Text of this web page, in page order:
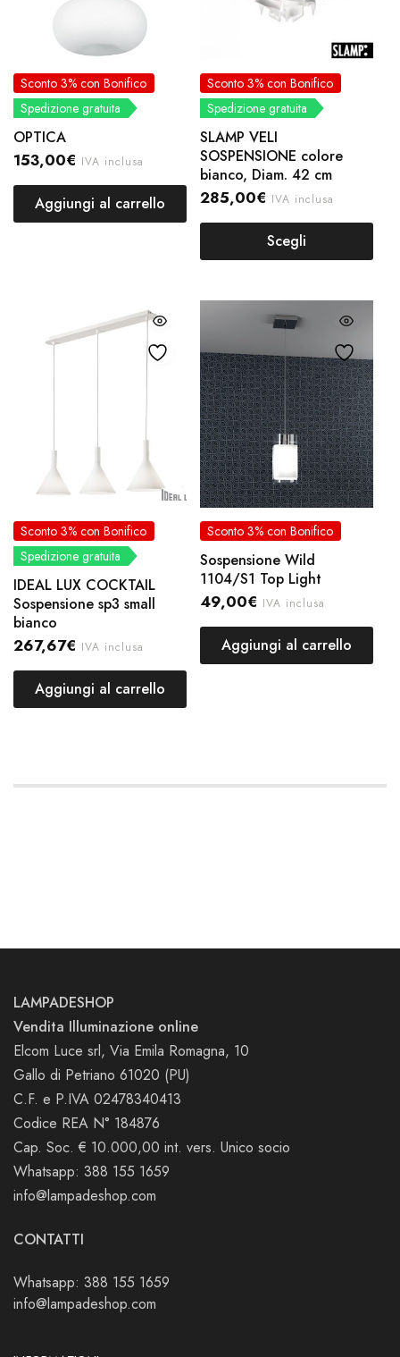
Sconto 3% con Bonifico
Spedizione gratuita
OPTICA
153,00€ IVA inclusa
Aggiungi al carrello
Sconto 3% con Bonifico
Spedizione gratuita
SLAMP VELI
SOSPENSIONE colore
bianco, Diam. 42 cm
285,00€ IVA inclusa
Scegli
Sconto 3% con Bonifico
Spedizione gratuita
IDEAL LUX COCKTAIL
Sospensione sp3 small
bianco
267,67€ IVA inclusa
Aggiungi al carrello
Sconto 3% con Bonifico
Sospensione Wild
1104/S1 Top Light
49,00€ IVA inclusa
Aggiungi al carrello
LAMPADESHOP
Vendita Illuminazione online
Elcom Luce srl, Via Emila Romagna, 10
Gallo di Petriano 61020 (PU)
C.F. e P.IVA 02478340413
Codice REA N° 184876
Cap. Soc. € 10.000,00 int. vers. Unico socio
Whatsapp: 388 155 1659
info@lampadeshop.com
CONTATTI
Whatsapp: 388 155 1659
info@lampadeshop.com